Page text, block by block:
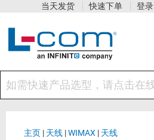
当天发货 快速下单 登录
主页 | 天线 |WIMAX | 天线